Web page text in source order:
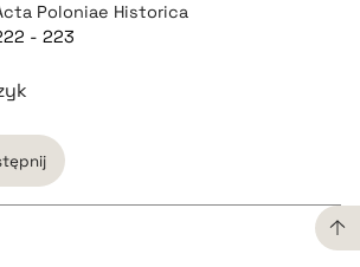
Poloniae Historica
- 223